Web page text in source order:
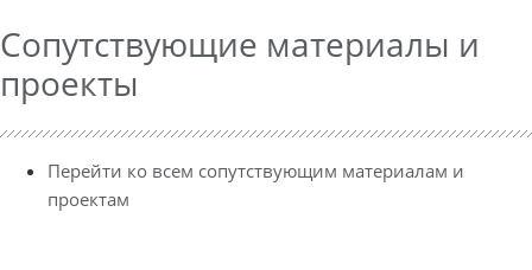
Сопутствующие материалы и
проекты
Перейти ко всем сопутствующим материалам и
проектам